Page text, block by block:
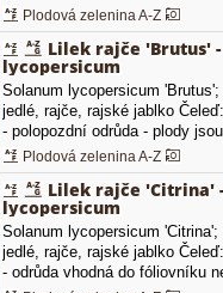
fóliovník i pole - plody jsou
černé plody s červenou
pohybuje okolo 50 až 55 g -
verticiliovému…
Plodová zelenina A-Z
Lilek rajče 'Brutus' -
lycopersicum
Solanum lycopersicum
jedlé, rajče, rajské jablko
- polopozdní odrůda - plody
žebrované - dozrávají do
jednoho plodu dosahuje až 2
cm
Plodová zelenina A-Z
Lilek rajče 'Citrina'
lycopersicum
Solanum lycopersicum
jedlé, rajče, rajské jablko
- odrůda vhodná do fóliovníku